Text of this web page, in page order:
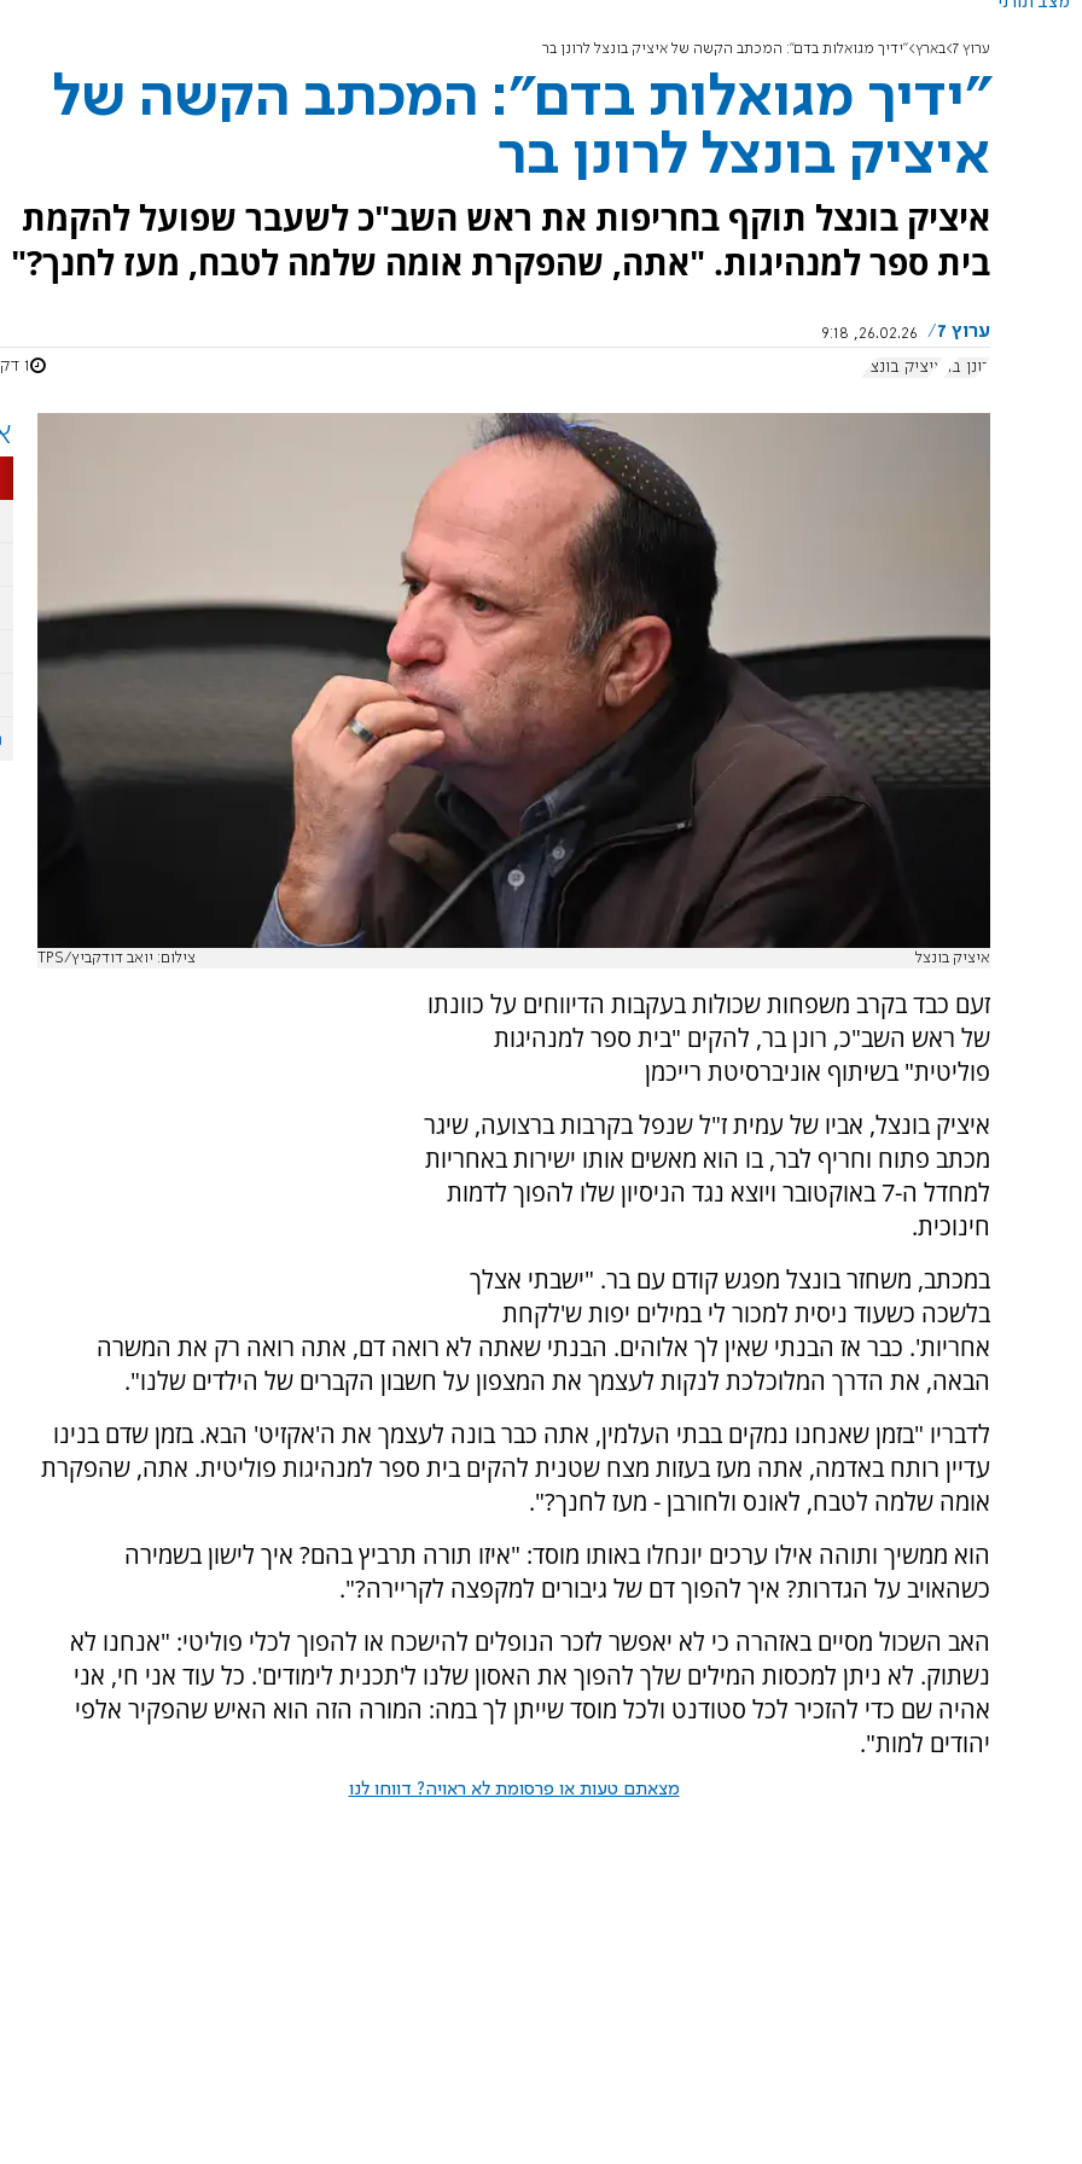
ערוץ 7 בארץ "ידיך מגואלות בדם": המכתב הקשה של איציק בונצל לרונן בר
"ידיך מגואלות בדם": המכתב הקשה של
איציק בונצל לרונן בר
איציק בונצל תוקף בחריפות את ראש השב"כ לשעבר שפועל להקמת
בית ספר למנהיגות. "אתה, שהפקרת אומה שלמה לטבח, מעז לחנך?"
ערוץ 7
26.02.26, 9:18
רונן בר
איציק בונצל 1 דקות
איציק בונצל צילום: יואב דודקביץ/TPS
זעם כבד בקרב משפחות שכולות בעקבות הדיווחים על כוונתו
של ראש השב"כ, רונן בר, להקים "בית ספר למנהיגות
פוליטית" בשיתוף אוניברסיטת רייכמן
איציק בונצל, אביו של עמית ז"ל שנפל בקרבות ברצועה, שיגר
מכתב פתוח וחריף לבר, בו הוא מאשים אותו ישירות באחריות
למחדל ה-7 באוקטובר ויוצא נגד הניסיון שלו להפוך לדמות
חינוכית.
במכתב, משחזר בונצל מפגש קודם עם בר. "ישבתי אצלך
בלשכה כשעוד ניסית למכור לי במילים יפות ש'לקחת
אחריות'. כבר אז הבנתי שאין לך אלוהים. הבנתי שאתה לא רואה דם, אתה רואה רק את המשרה
הבאה, את הדרך המלוכלכת לנקות לעצמך את המצפון על חשבון הקברים של הילדים שלנו".
לדבריו "בזמן שאנחנו נמקים בבתי העלמין, אתה כבר בונה לעצמך את ה'אקזיט' הבא. בזמן שדם בנינו
עדיין רותח באדמה, אתה מעז בעזות מצח שטנית להקים בית ספר למנהיגות פוליטית. אתה, שהפקרת
אומה שלמה לטבח, לאונס ולחורבן - מעז לחנך?".
הוא ממשיך ותוהה אילו ערכים יונחלו באותו מוסד: "איזו תורה תרביץ בהם? איך לישון בשמירה
כשהאויב על הגדרות? איך להפוך דם של גיבורים למקפצה לקריירה?".
האב השכול מסיים באזהרה כי לא יאפשר לזכר הנופלים להישכח או להפוך לכלי פוליטי: "אנחנו לא
נשתוק. לא ניתן למכסות המילים שלך להפוך את האסון שלנו ל'תכנית לימודים'. כל עוד אני חי, אני
אהיה שם כדי להזכיר לכל סטודנט ולכל מוסד שייתן לך במה: המורה הזה הוא האיש שהפקיר אלפי
יהודים למות".
מצאתם טעות או פרסומת לא ראויה? דווחו לנו